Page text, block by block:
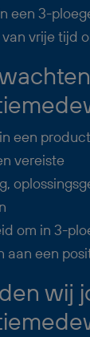
een 3-
vrije tijd
een
vereiste
om in 3-
aan een
wij